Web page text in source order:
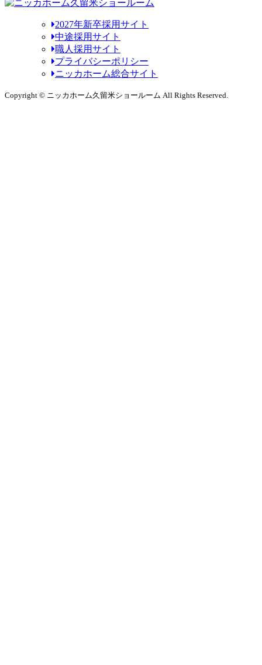
2027年新卒採用サイト
中途採用サイト
職人採用サイト
プライバシーポリシー
ニッカホーム総合サイト
Copyright © ニッカホーム久留米ショールーム All Rights Reserved.